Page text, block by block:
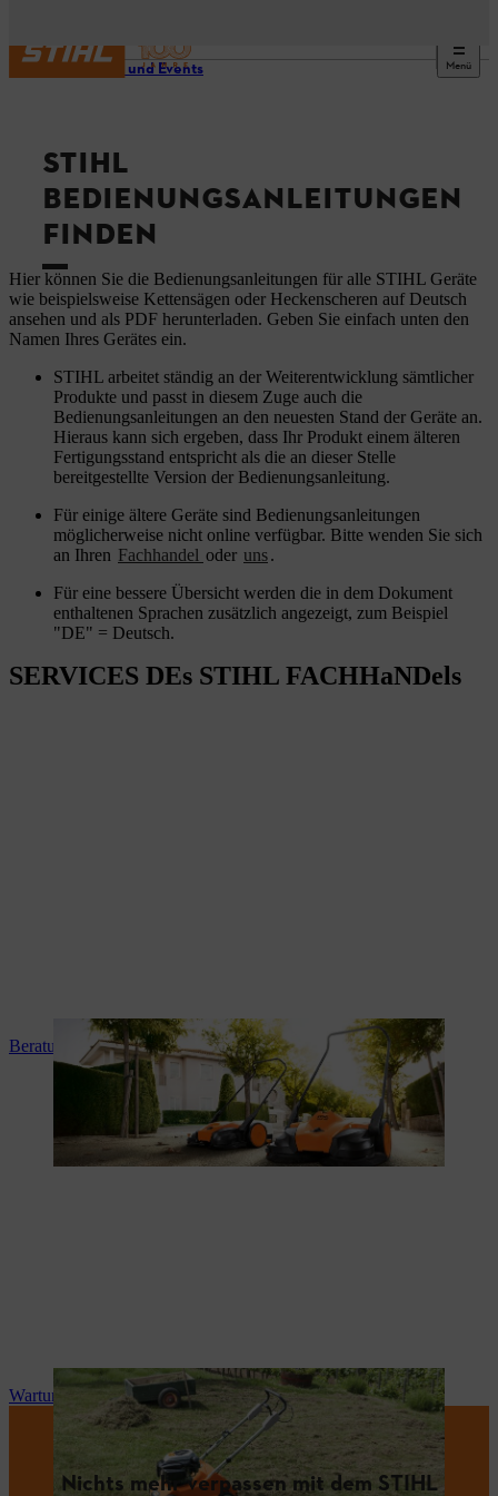
Menü
Service und Events
STIHL
BEDIENUNGSANLEITUNGEN
FINDEN
Hier können Sie die Bedienungsanleitungen für alle STIHL Geräte
wie beispielsweise Kettensägen oder Heckenscheren auf Deutsch
ansehen und als PDF herunterladen. Geben Sie einfach unten den
Namen Ihres Gerätes ein.
STIHL arbeitet ständig an der Weiterentwicklung sämtlicher
Produkte und passt in diesem Zuge auch die
Bedienungsanleitungen an den neuesten Stand der Geräte an.
Hieraus kann sich ergeben, dass Ihr Produkt einem älteren
Fertigungsstand entspricht als die an dieser Stelle
bereitgestellte Version der Bedienungsanleitung.
Für einige ältere Geräte sind Bedienungsanleitungen
möglicherweise nicht online verfügbar. Bitte wenden Sie sich
an Ihren Fachhandel oder uns.
Für eine bessere Übersicht werden die in dem Dokument
enthaltenen Sprachen zusätzlich angezeigt, zum Beispiel
"DE" = Deutsch.
SERVICES DEs STIHL FACHHaNDels
Beratung und Produkteinweisung
Wartung und Reparatur
Nichts mehr verpassen mit dem STIHL